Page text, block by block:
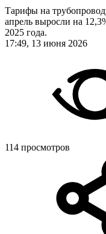
Тарифы на
апрель выросли на
2025 года.
17:49, 13 июня 2026
114 просмотров